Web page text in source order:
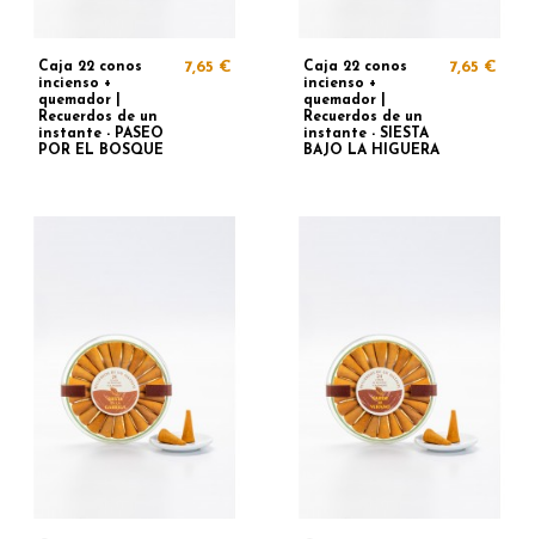
Caja 22 conos
incienso +
quemador |
Recuerdos de un
instante - PASEO
POR EL BOSQUE
7,65 €
Caja 22 conos
incienso +
quemador |
Recuerdos de un
instante - SIESTA
BAJO LA HIGUERA
7,65 €